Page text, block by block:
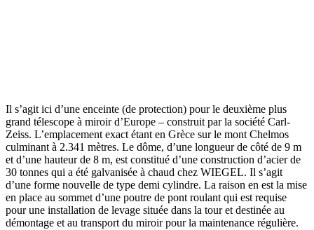
Il s’agit ici d’une enceinte (de protection) pour le deuxième plus
grand télescope à miroir d’Europe – construit par la société Carl-
Zeiss. L’emplacement exact étant en Grèce sur le mont Chelmos
culminant à 2.341 mètres. Le dôme, d’une longueur de côté de 9 m
et d’une hauteur de 8 m, est constitué d’une construction d’acier de
30 tonnes qui a été galvanisée à chaud chez WIEGEL. Il s’agit
d’une forme nouvelle de type demi cylindre. La raison en est la mise
en place au sommet d’une poutre de pont roulant qui est requise
pour une installation de levage située dans la tour et destinée au
démontage et au transport du miroir pour la maintenance régulière.